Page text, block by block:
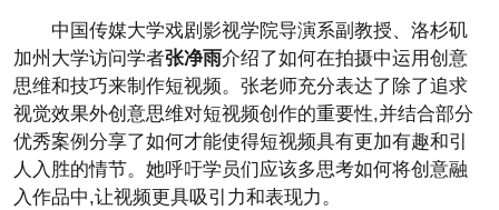
中国传媒大学戏剧影视学院导演系副教授、洛杉矶
加州大学访问学者张净雨介绍了如何在拍摄中运用创意
思维和技巧来制作短视频。张老师充分表达了除了追求
视觉效果外创意思维对短视频创作的重要性,并结合部分
优秀案例分享了如何才能使得短视频具有更加有趣和引
人入胜的情节。她呼吁学员们应该多思考如何将创意融
入作品中,让视频更具吸引力和表现力。